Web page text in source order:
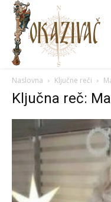
Naslovna Ključne reči
Ključna reč: